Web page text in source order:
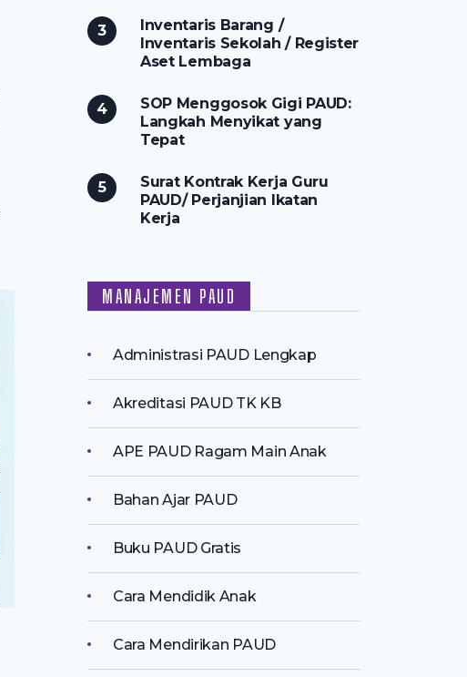
Inventaris Barang /
Inventaris Sekolah / Register
Aset Lembaga
SOP Menggosok Gigi PAUD:
Langkah Menyikat yang
Tepat
Surat Kontrak Kerja Guru
PAUD/ Perjanjian Ikatan
Kerja
MANAJEMEN PAUD
Administrasi PAUD Lengkap
Akreditasi PAUD TK KB
APE PAUD Ragam Main Anak
Bahan Ajar PAUD
Buku PAUD Gratis
Cara Mendidik Anak
Cara Mendirikan PAUD